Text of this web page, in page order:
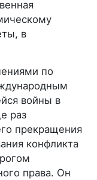
в
по
войны в
раз
прекращения
конфликта
права. Он